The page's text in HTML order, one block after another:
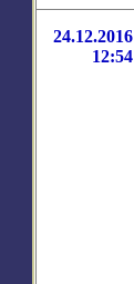
24.12.2016
12:54